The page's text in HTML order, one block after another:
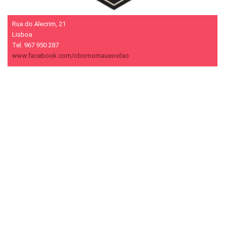
Rua do Alecrim, 21
Lisboa
Tel. 967 950 287
www.facebook.com/obomomaueovilao